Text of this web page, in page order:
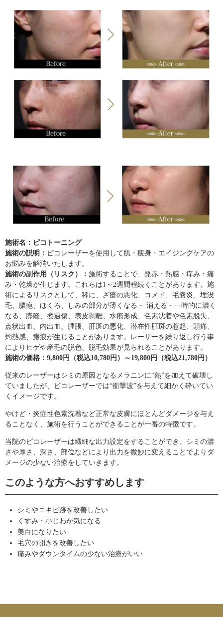
施術名：ピコトーニング
施術の説明： ピコ レーザーを使用して肌・痩身・エイジングケアの
お悩みを解消いたします。
施術の副作用（リスク）： 施術することで、発赤・熱感・痒み・痛
み・乾燥が生じます。これらは1～2週間程続くことがあります。施
術によるリスクとして、稀に、ざ瘡の悪化、コメド、毛嚢炎、埋没
毛、膿疱、ほくろ、しみの部分が薄くなる・ 消える・一時的に濃く
なる、膨隆、擦過傷、表皮剥離、水疱形成、色素沈着や色素脱失、
点状出血、内出血、腫脹、肝斑の悪化、潜在性肝斑の惹起、頭痛、
灼熱感、瘢痕が生じることがあります。レーザーを繰り返し行う事
によりヒゲや産毛の脱色、脱毛効果が見られることがあります。
施術の価格：9,800円（税込10,780円）～19,800円（税込21,780円）
従来のレーザーはシミの原因となるメラニンに“熱”を加えて破壊し
ていましたが、ピコレーザーでは“衝撃波”を与えて細かく砕いてい
くイメージです。
やけど・炎症性色素沈着など正常な皮膚にほとんどダメージを与え
ることなく、施術を行うことができることが一番の特徴です。
当院のピコレーザーは繊細な出力設定をすることができ、シミの濃
さや厚さ、深さ、部位などにより出力を微妙に変えることでよりダ
メージの少ない治療をしていきます。
このような方へおすすめします
シミやニキビ跡を改善したい
くすみ・小じわが気になる
美白になりたい
毛穴の開きを改善したい
痛みやダウンタイムの少ない治療がいい